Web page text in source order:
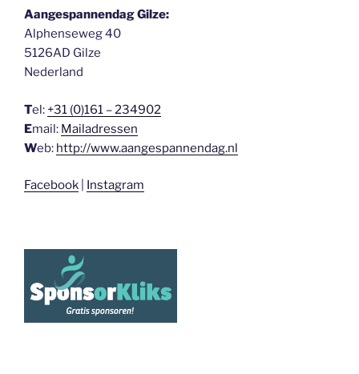
Aangespannendag Gilze:
Alphenseweg 40
5126AD Gilze
Nederland
Tel: +31 (0)161 – 234902
Email: Mailadressen
Web: http://www.aangespannendag.nl
Facebook Instagram